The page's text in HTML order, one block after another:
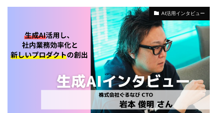
AI活用インタビュー